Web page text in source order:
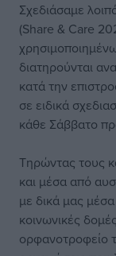
Σχεδιάσαμε
(Share & Care
διατηρούνται
κατά την
σε ειδικά
κάθε Σάββατο
Τηρώντας τους
και μέσα από
με δικά μας
κοινωνικές
ορφανοτροφείο